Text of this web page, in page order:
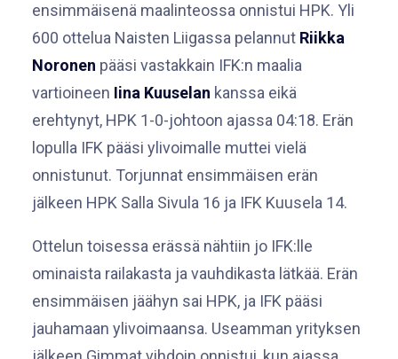
ensimmäisenä maalinteossa onnistui HPK. Yli
600 ottelua Naisten Liigassa pelannut Riikka
Noronen pääsi vastakkain IFK:n maalia
vartioineen Iina Kuuselan kanssa eikä
erehtynyt, HPK 1-0-johtoon ajassa 04:18. Erän
lopulla IFK pääsi ylivoimalle muttei vielä
onnistunut. Torjunnat ensimmäisen erän
jälkeen HPK Salla Sivula 16 ja IFK Kuusela 14.
Ottelun toisessa erässä nähtiin jo IFK:lle
ominaista railakasta ja vauhdikasta lätkää. Erän
ensimmäisen jäähyn sai HPK, ja IFK pääsi
jauhamaan ylivoimaansa. Useamman yrityksen